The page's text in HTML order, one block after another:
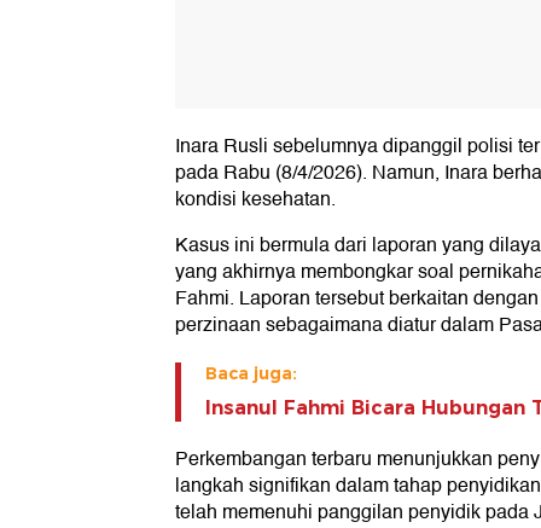
Inara Rusli sebelumnya dipanggil polisi
pada Rabu (8/4/2026). Namun, Inara
kondisi kesehatan.
Kasus ini bermula dari laporan yang
yang akhirnya membongkar soal
Fahmi. Laporan tersebut berkaitan
perzinaan sebagaimana diatur dalam
Baca juga:
Insanul Fahmi Bicara Hubungan
Perkembangan terbaru menunjukkan
langkah signifikan dalam tahap
telah memenuhi panggilan penyidik pada